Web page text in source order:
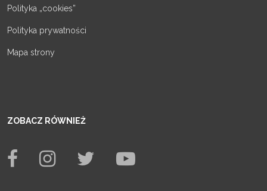
Polityka „cookies”
Polityka prywatności
Mapa strony
ZOBACZ RÓWNIEŻ